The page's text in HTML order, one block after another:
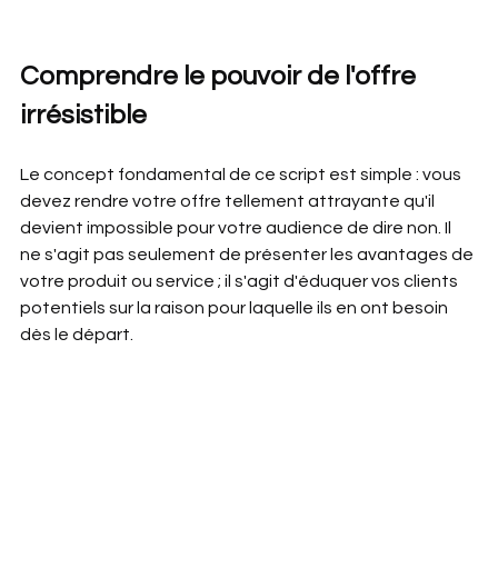
Comprendre le pouvoir de l'offre
irrésistible
Le concept fondamental de ce script est simple : vous
devez rendre votre offre tellement attrayante qu'il
devient impossible pour votre audience de dire non. Il
ne s'agit pas seulement de présenter les avantages de
votre produit ou service ; il s'agit d'éduquer vos clients
potentiels sur la raison pour laquelle ils en ont besoin
dès le départ.